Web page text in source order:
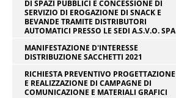
DI SPAZI PUBBLICI E CONCESSIONE DI
SERVIZIO DI EROGAZIONE DI SNACK E
BEVANDE TRAMITE DISTRIBUTORI
AUTOMATICI PRESSO LE SEDI A.S.V.O. SPA
MANIFESTAZIONE D'INTERESSE
DISTRIBUZIONE SACCHETTI 2021
RICHIESTA PREVENTIVO PROGETTAZIONE
E REALIZZAZIONE DI CAMPAGNE DI
COMUNICAZIONE E MATERIALI GRAFICI